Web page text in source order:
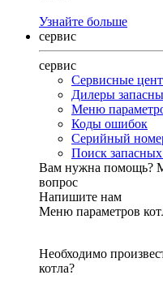
Узнайте больше
сервис
сервис
Сервисные
Дилеры
Меню
Коды ошибок
Серийный
Поиск запасных
Вам нужна помощь?
вопрос
Напишите нам
Меню параметров
Необходимо
котла?